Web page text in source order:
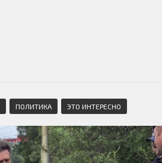
ПОЛИТИКА ЭТО ИНТЕРЕСНО